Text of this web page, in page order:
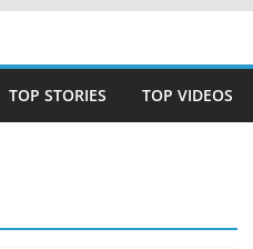
TOP STORIES TOP VIDEOS